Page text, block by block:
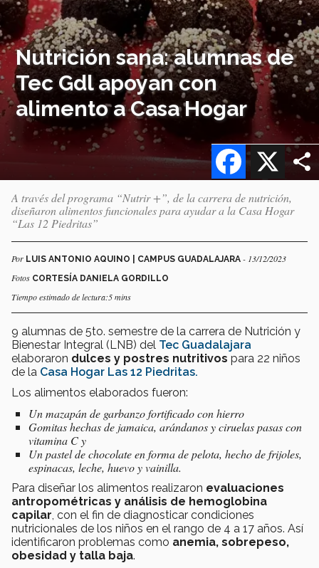
Nutrición sana: alumnas de
Tec Gdl apoyan con
alimento a Casa Hogar
X
Facebook
A través del programa “Nutrir +”, de la carrera de nutrición,
diseñaron alimentos funcionales para ayudar a la Casa Hogar
“Las 12 Piedritas”
Por LUIS ANTONIO AQUINO | CAMPUS GUADALAJARA - 13/12/2023
Fotos CORTESÍA DANIELA GORDILLO
Tiempo estimado de lectura:5 mins
9 alumnas de 5to. semestre de la carrera de Nutrición y
Bienestar Integral (LNB) del Tec Guadalajara
elaboraron dulces y postres nutritivos para 22 niños
de la Casa Hogar Las 12 Piedritas.
Los alimentos elaborados fueron:
Un mazapán de garbanzo fortificado con hierro
Gomitas hechas de jamaica, arándanos y ciruelas pasas con
vitamina C y
Un pastel de chocolate en forma de pelota, hecho de frijoles,
espinacas, leche, huevo y vainilla.
Para diseñar los alimentos realizaron evaluaciones
antropométricas y análisis de hemoglobina
capilar , con el fin de diagnosticar condiciones
nutricionales de los niños en el rango de 4 a 17 años. Así
identificaron problemas como anemia, sobrepeso,
obesidad y talla baja.